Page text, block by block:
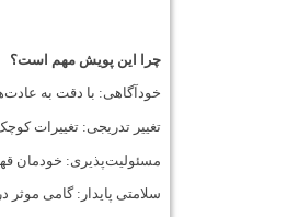
چرا این پویش مهم است؟
خودآگاهی: با دقت به
تغییر تدریجی: تغییرات
مسئولیت‌پذیری: خودمان
سلامتی پایدار: گامی